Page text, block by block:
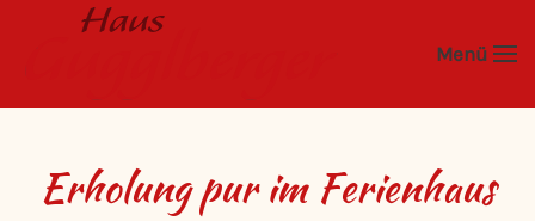
Menü
Erholung pur im Ferienhaus